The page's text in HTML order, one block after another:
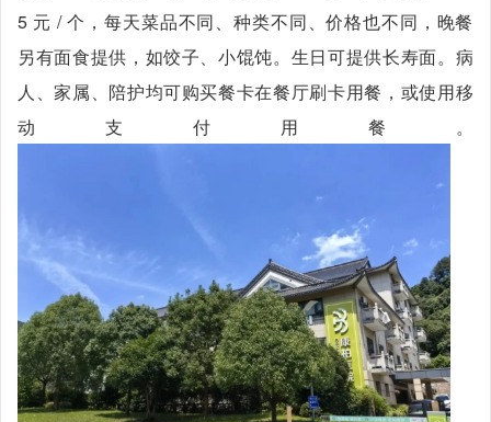
5 元 / 个，每天菜品不同、种类不同、价格也不同，晚餐
另有面食提供，如饺子、小馄饨。生日可提供长寿面。病
人、家属、陪护均可购买餐卡在餐厅刷卡用餐，或使用移
动支付用餐。